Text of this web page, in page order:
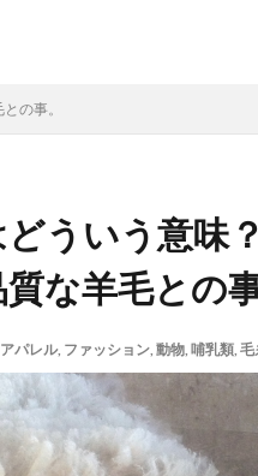
の事。
どういう意味
な羊毛との事
アパレル, ファッション, 動物, 哺乳類, 毛